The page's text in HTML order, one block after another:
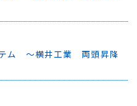
テム ～横井工業 両頭昇降